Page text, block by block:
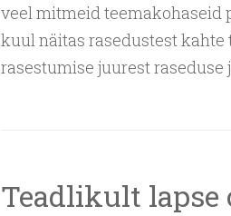
veel mitmeid teemakohaseid
kuul näitas rasedustest
rasestumise juurest raseduse
Teadlikult lapse